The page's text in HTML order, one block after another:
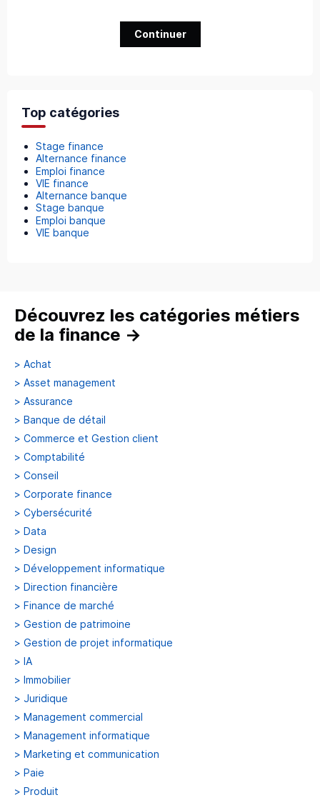
Continuer
Top catégories
Stage finance
Alternance finance
Emploi finance
VIE finance
Alternance banque
Stage banque
Emploi banque
VIE banque
Découvrez les catégories métiers
de la finance →
> Achat
> Asset management
> Assurance
> Banque de détail
> Commerce et Gestion client
> Comptabilité
> Conseil
> Corporate finance
> Cybersécurité
> Data
> Design
> Développement informatique
> Direction financière
> Finance de marché
> Gestion de patrimoine
> Gestion de projet informatique
> IA
> Immobilier
> Juridique
> Management commercial
> Management informatique
> Marketing et communication
> Paie
> Produit